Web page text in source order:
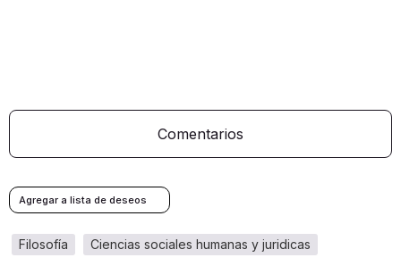
Comentarios
ciencias sociales humanas y juridicas
filosofía